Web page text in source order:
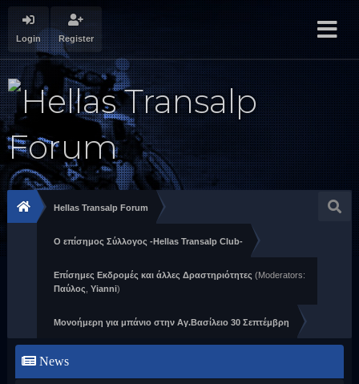
Login Register
Hellas Transalp Forum
Ο επίσημος Σύλλογος -Hellas Transalp Club-
Επίσημες Εκδρομές και άλλες Δραστηριότητες (Moderators:
Παύλος ,Yianni)
Μονοήμερη για μπάνιο στην Αγ.Βασίλειο 30 Σεπτέμβρη
News